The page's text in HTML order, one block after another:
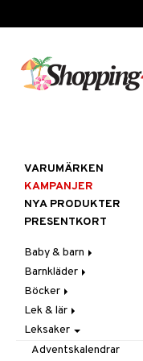
VARUMÄRKEN
KAMPANJER
NYA PRODUKTER
PRESENTKORT
Baby & barn
Accessoarer
För håret
Hattar & Mössor
Övrigt
Plånböcker
Aktivitet
Babygym
Babysitters
Bit & Skallra
Äta
Barnservis
Haklappar
Badrockar & Handdukar
Barnvagnstillbehör
Barnkläder
Accessoarer
Kepsar & Solhattar
Badkläder & UV-kläder
Klänningar
Nederdelar
Böcker
Dagböcker
Läs & Lär
Målarböcker
Lek & lär
Experiment
Inlärningsspel
Leksaker
Adventskalendrar